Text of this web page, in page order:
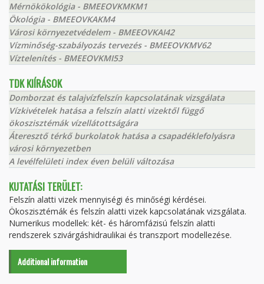
Mérnökökológia - BMEEOVKMKM1
Ökológia - BMEEOVKAKM4
Városi környezetvédelem - BMEEOVKAI42
Vízminőség-szabályozás tervezés - BMEEOVKMV62
Víztelenítés - BMEEOVKMI53
TDK KIÍRÁSOK
Domborzat és talajvízfelszín kapcsolatának vizsgálata
Vízkivételek hatása a felszín alatti vizektől függő
ökoszisztémák vízellátottságára
Áteresztő térkő burkolatok hatása a csapadéklefolyásra
városi környezetben
A levélfelületi index éven belüli változása
KUTATÁSI TERÜLET:
Felszín alatti vizek mennyiségi és minőségi kérdései.
Ökoszisztémák és felszín alatti vizek kapcsolatának vizsgálata.
Numerikus modellek: két- és háromfázisú felszín alatti
rendszerek szivárgáshidraulikai és transzport modellezése.
Additional information